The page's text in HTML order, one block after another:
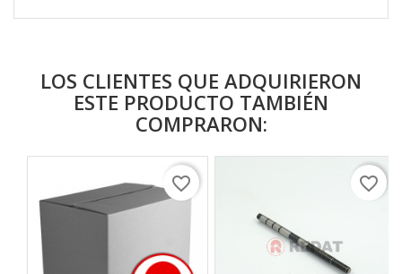
LOS CLIENTES QUE ADQUIRIERON
ESTE PRODUCTO TAMBIÉN
COMPRARON:
favorite_border favorite_border